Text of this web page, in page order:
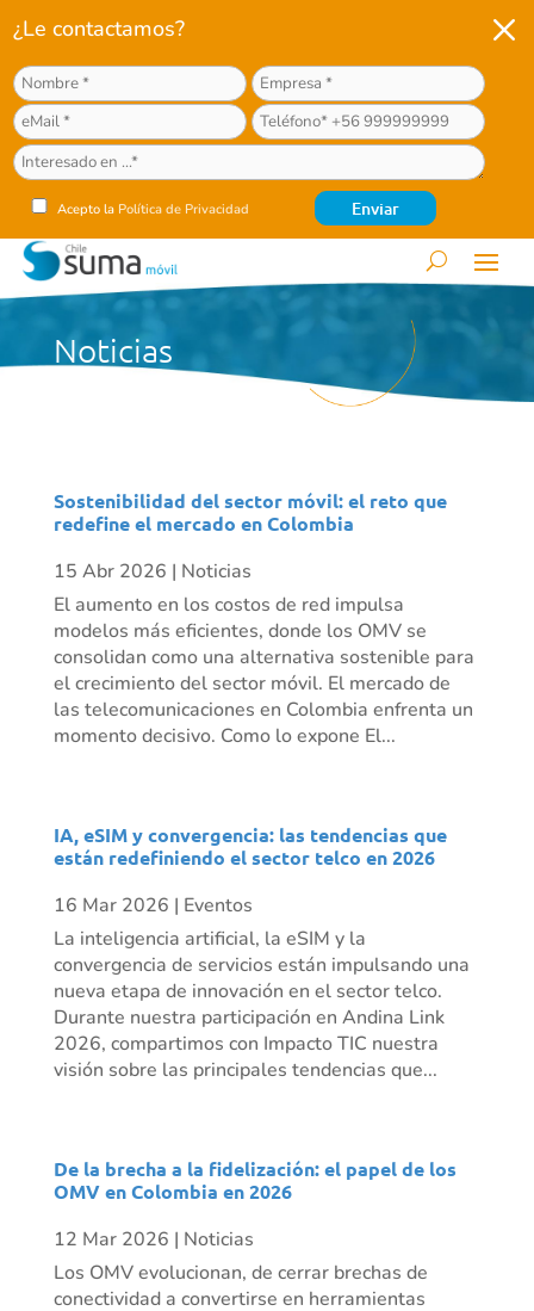
¿Le contactamos?
Acepto la Política de Privacidad
M
Noticias
Sostenibilidad del sector móvil: el reto que
redefine el mercado en Colombia
15 Abr 2026 | Noticias
El aumento en los costos de red impulsa
modelos más eficientes, donde los OMV se
consolidan como una alternativa sostenible para
el crecimiento del sector móvil. El mercado de
las telecomunicaciones en Colombia enfrenta un
momento decisivo. Como lo expone El...
IA, eSIM y convergencia: las tendencias que
están redefiniendo el sector telco en 2026
16 Mar 2026 | Eventos
La inteligencia artificial, la eSIM y la
convergencia de servicios están impulsando una
nueva etapa de innovación en el sector telco.
Durante nuestra participación en Andina Link
2026, compartimos con Impacto TIC nuestra
visión sobre las principales tendencias que...
De la brecha a la fidelización: el papel de los
OMV en Colombia en 2026
12 Mar 2026 | Noticias
Los OMV evolucionan, de cerrar brechas de
conectividad a convertirse en herramientas